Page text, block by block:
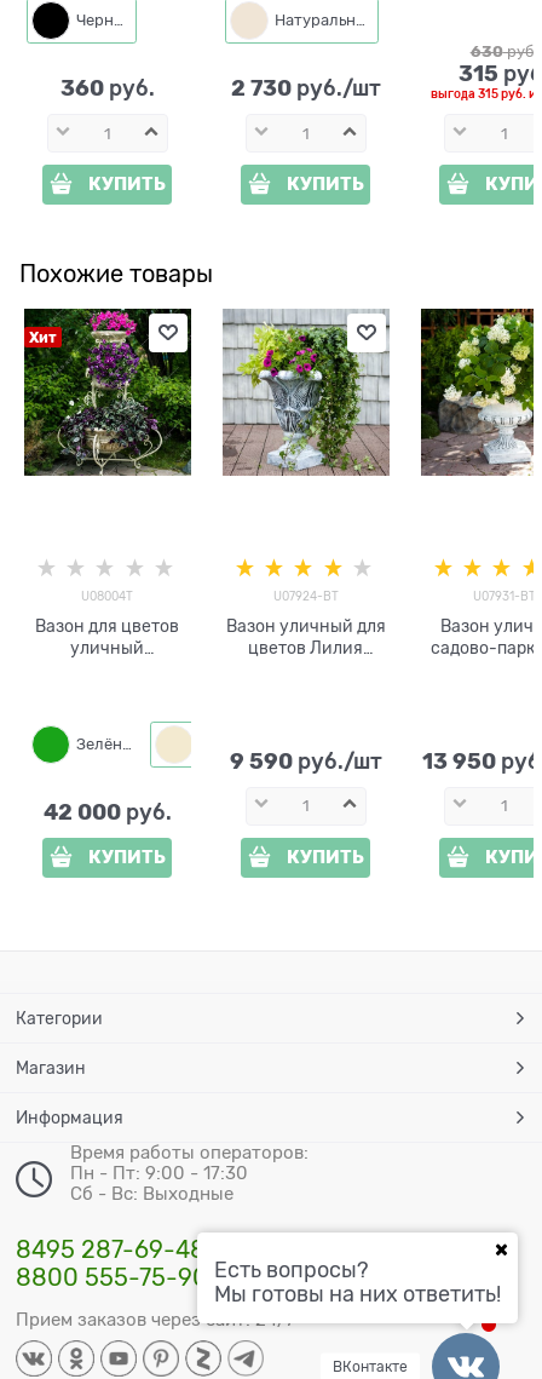
Черный
360 руб.
КУПИТЬ
стеклопластик d=38
см h=30 см
Натуральный
2 730 руб./шт
КУПИТЬ
630 руб.
315
выгода 315 руб.
Похожие товары
Хит
U08004T
Вазон для цветов
уличный
Зелёный
42 000 руб.
КУПИТЬ
U07924-BТ
Вазон уличный для
цветов Лилия
9 590 руб./шт
КУПИТЬ
U07931-BT
Вазон
садово-
13 950
Категории
Магазин
Информация
Время работы операторов:
Пн - Пт: 9:00 - 17:30
Сб - Вс: Выходные
8495 287-69-48
8800 555-75-90
Прием заказов через сайт: 24/7
Есть вопросы?
Мы готовы на них ответить!
ВКонтакте